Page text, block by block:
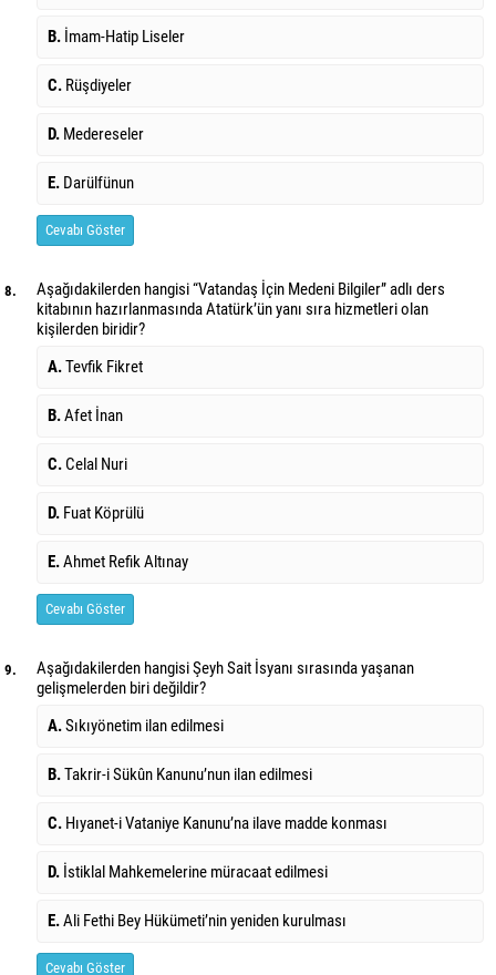
B. İmam-Hatip Liseler
C. Rüşdiyeler
D. Medereseler
E. Darülfünun
Cevabı Göster
8.
Aşağıdakilerden hangisi “Vatandaş İçin Medeni Bilgiler” adlı ders
kitabının hazırlanmasında Atatürk’ün yanı sıra hizmetleri olan
kişilerden biridir?
A.Tevfik Fikret
B.Afet İnan
C.Celal Nuri
D. Fuat Köprülü
E.Ahmet Refik Altınay
Cevabı Göster
9.
Aşağıdakilerden hangisi Şeyh Sait İsyanı sırasında yaşanan
gelişmelerden biri değildir?
A.Sıkıyönetim ilan edilmesi
B.Takrir-i Sükûn Kanunu’nun ilan edilmesi
C. Hıyanet-i Vataniye Kanunu’na ilave madde konması
D. İstiklal Mahkemelerine müracaat edilmesi
E.Ali Fethi Bey Hükümeti’nin yeniden kurulması
Cevabı Göster